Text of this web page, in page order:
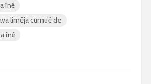
înê
limêja cumu’ê de
înê